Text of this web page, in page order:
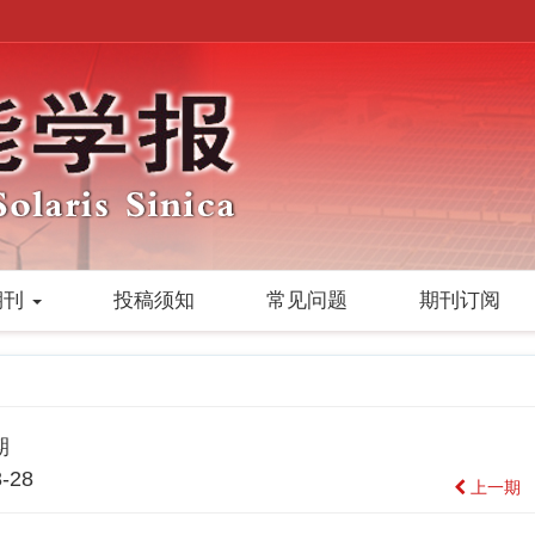
投稿须知 常见问题 期刊订阅
28
上一期